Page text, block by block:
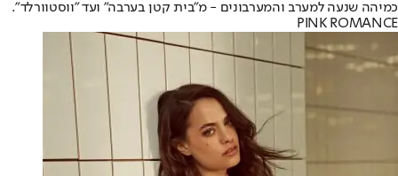
כמיהה שנעה למערב והמערבונים - מ"בית קטן בערבה" ועד "ווסטוורלד".
PINK ROMANCE